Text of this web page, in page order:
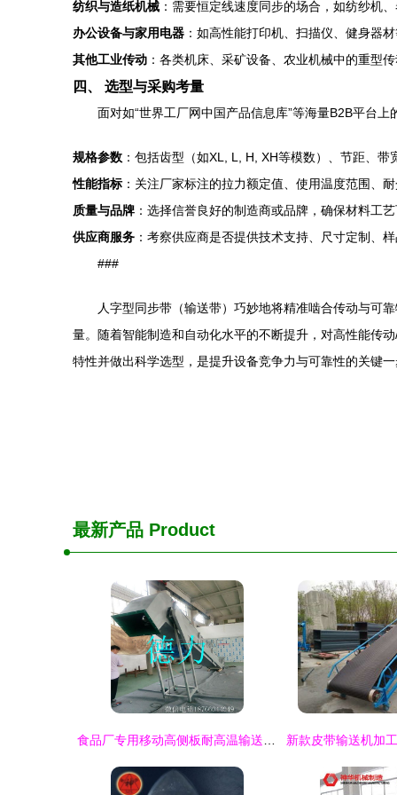
纺织与造纸机械 ：需要恒定线速度同步的场合，如纺纱机
办公设备与家用电器 ：如高性能打印机、扫描仪、健身器
其他工业传动 ：各类机床、采矿设备、农业机械中的重型
四、 选型与采购考量
面对如“世界工厂网中国产品信息库”等海量B2B平台
规格参数 ：包括齿型（如XL, L, H, XH等模数）、节距、
性能指标 ：关注厂家标注的拉力额定值、使用温度范围、
质量与品牌 ：选择信誉良好的制造商或品牌，确保材料工
供应商服务 ：考察供应商是否提供技术支持、尺寸定制、
###
人字型同步带（输送带）巧妙地将精准啮合传动与可
量。随着智能制造和自动化水平的不断提升，对高性能传
特性并做出科学选型，是提升设备竞争力与可靠性的关键
最新产品 Product